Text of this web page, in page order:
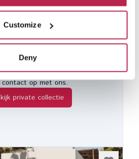
Customize
Deny
€2750 per week
10 jaar, hebben we een
dat we niet online kunnen
de eigenaars aanvraag. Als je
in een van deze huizen, neem
contact op met ons.
private collectie